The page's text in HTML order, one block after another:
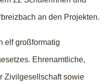
an den Projekten.
elf großformatig
Ehrenamtliche,
Zivilgesellschaft sowie